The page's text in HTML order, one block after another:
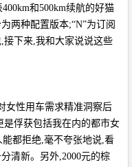
和500km续航的好猫
两种配置版本;“N”为订阅
接下来,我和大家说说这些
女性用车需求精准洞察后
是俘获包括我在内的都市女
能都拒绝,毫不夸张地说,看
清新。另外,2000元的棕